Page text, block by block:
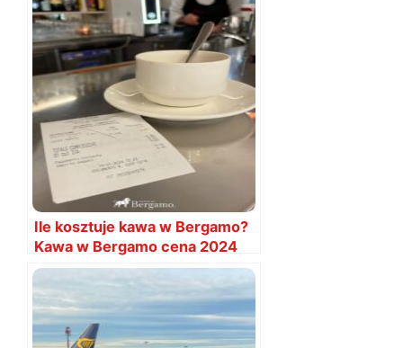
Ile kosztuje kawa w Bergamo?
Kawa w Bergamo cena 2024